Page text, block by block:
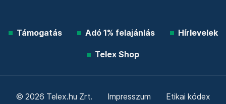
Támogatás Adó 1% felajánlás Hírlevelek
Telex Shop
© 2026 Telex.hu Zrt. Impresszum Etikai kódex